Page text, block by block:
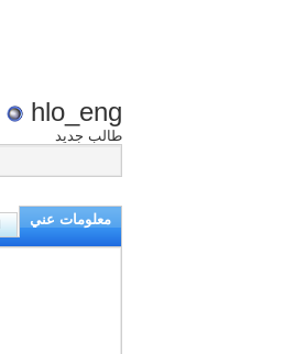
hlo_eng
طالب جديد
معلومات عني